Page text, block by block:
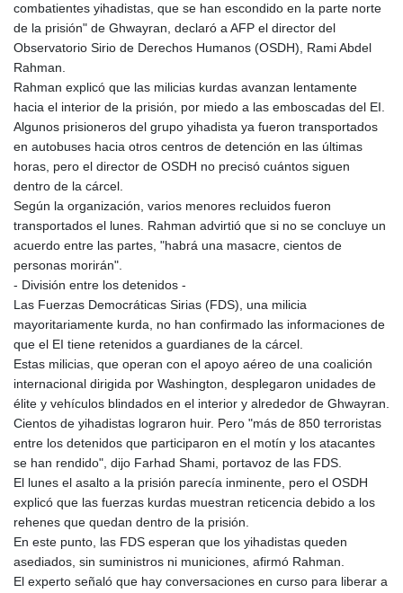
combatientes yihadistas, que se han escondido en la parte norte
de la prisión" de Ghwayran, declaró a AFP el director del
Observatorio Sirio de Derechos Humanos (OSDH), Rami Abdel
Rahman.
Rahman explicó que las milicias kurdas avanzan lentamente
hacia el interior de la prisión, por miedo a las emboscadas del EI.
Algunos prisioneros del grupo yihadista ya fueron transportados
en autobuses hacia otros centros de detención en las últimas
horas, pero el director de OSDH no precisó cuántos siguen
dentro de la cárcel.
Según la organización, varios menores recluidos fueron
transportados el lunes. Rahman advirtió que si no se concluye un
acuerdo entre las partes, "habrá una masacre, cientos de
personas morirán".
- División entre los detenidos -
Las Fuerzas Democráticas Sirias (FDS), una milicia
mayoritariamente kurda, no han confirmado las informaciones de
que el EI tiene retenidos a guardianes de la cárcel.
Estas milicias, que operan con el apoyo aéreo de una coalición
internacional dirigida por Washington, desplegaron unidades de
élite y vehículos blindados en el interior y alrededor de Ghwayran.
Cientos de yihadistas lograron huir. Pero "más de 850 terroristas
entre los detenidos que participaron en el motín y los atacantes
se han rendido", dijo Farhad Shami, portavoz de las FDS.
El lunes el asalto a la prisión parecía inminente, pero el OSDH
explicó que las fuerzas kurdas muestran reticencia debido a los
rehenes que quedan dentro de la prisión.
En este punto, las FDS esperan que los yihadistas queden
asediados, sin suministros ni municiones, afirmó Rahman.
El experto señaló que hay conversaciones en curso para liberar a